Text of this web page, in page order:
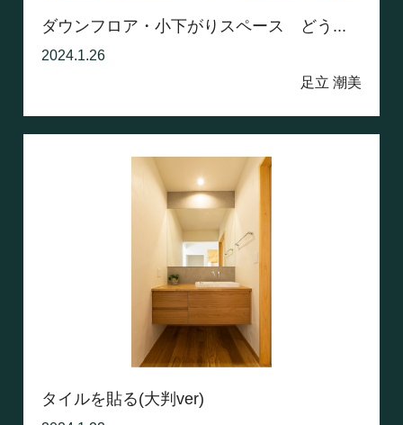
ダウンフロア・小下がりスペース どう...
2024.1.26
足立 潮美
タイルを貼る(大判ver)